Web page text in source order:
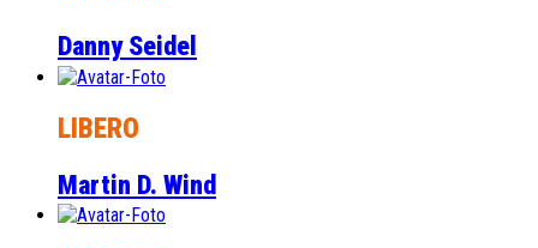
Danny Seidel
LIBERO
Martin D. Wind